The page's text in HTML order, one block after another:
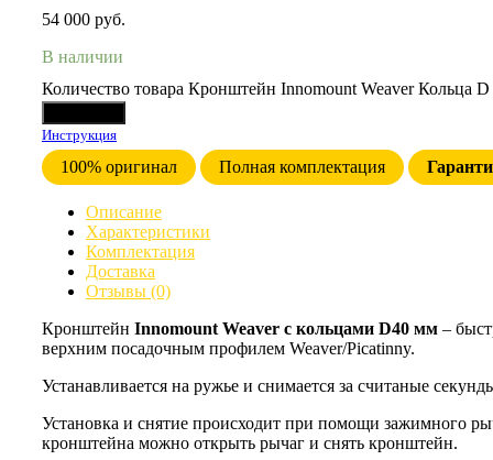
54 000 руб.
В наличии
Количество товара Кронштейн Innomount Weaver Кольца
Инструкция
100% оригинал Полная комплектация
Описание
Характеристики
Комплектация
Доставка
Отзывы (0)
Кронштейн Innomount Weaver с кольцами D40 мм –
верхним посадочным профилем Weaver/Picatinny.
Устанавливается на ружье и снимается за считаные
Установка и снятие происходит при помощи зажимного
кронштейна можно открыть рычаг и снять кронштейн.